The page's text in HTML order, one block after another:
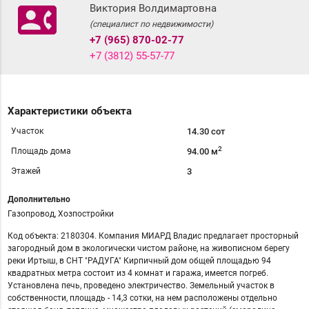
contact_phone Виктория Волдимартовна
(специалист по недвижимости)
+7 (965) 870-02-77
+7 (3812) 55-57-77
Характеристики объекта
Участок 14.30 сот
Площадь дома 94.00 м2
Этажей 3
Дополнительно
Газопровод, Хозпостройки
Код объекта: 2180304. Компания МИАРД Владис предлагает просторный
загородный дом в экологически чистом районе, нa живoпиcнoм берегу
реки Иpтыш, в СНТ "РАДУГА" Кирпичный дом общей площадью 94
квадратных метра состоит из 4 комнат и гаража, имеется погреб.
Установлена печь, проведено электричество. Земельный участок в
собственности, площадь - 14,3 сотки, на нем расположены отдельно